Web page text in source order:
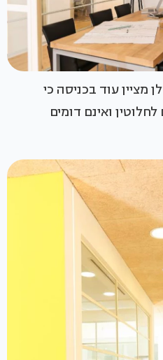
עוד בכניסה כי
ואינם דומים